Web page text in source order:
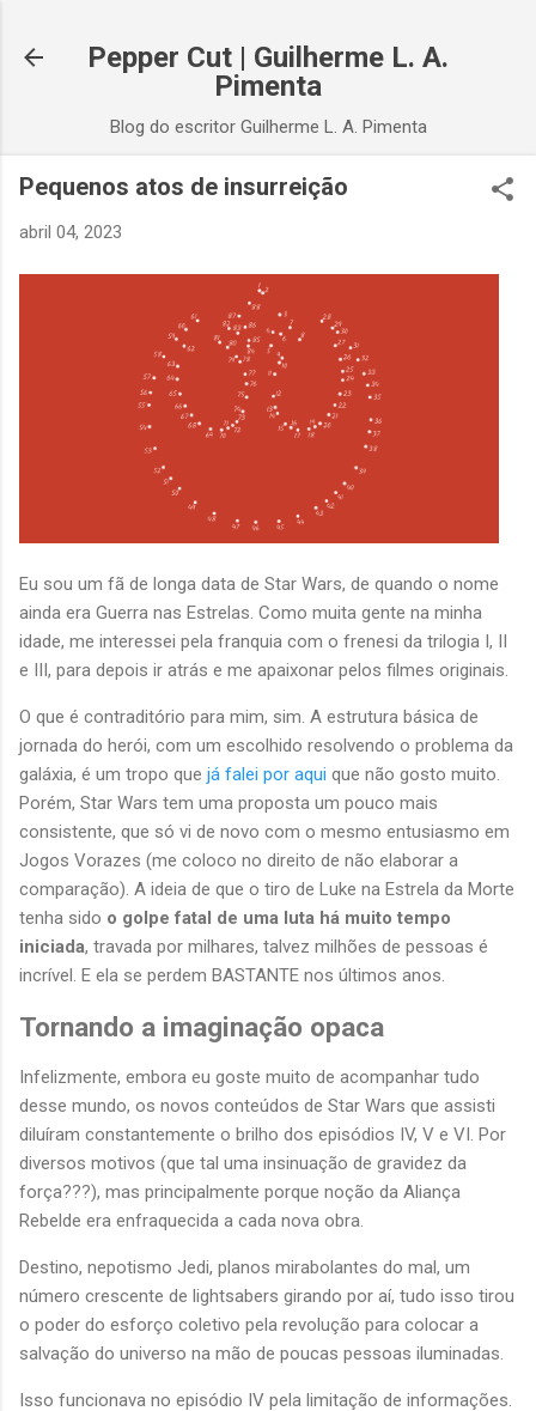
Pepper Cut | Guilherme L. A.
Pimenta
Blog do escritor Guilherme L. A. Pimenta
Pequenos atos de insurreição
abril 04, 2023
Eu sou um fã de longa data de Star Wars, de quando o nome
ainda era Guerra nas Estrelas. Como muita gente na minha
idade, me interessei pela franquia com o frenesi da trilogia I, II
e III, para depois ir atrás e me apaixonar pelos filmes originais.
O que é contraditório para mim, sim. A estrutura básica de
jornada do herói, com um escolhido resolvendo o problema da
galáxia, é um tropo que já falei por aqui que não gosto muito.
Porém, Star Wars tem uma proposta um pouco mais
consistente, que só vi de novo com o mesmo entusiasmo em
Jogos Vorazes (me coloco no direito de não elaborar a
comparação). A ideia de que o tiro de Luke na Estrela da Morte
tenha sido o golpe fatal de uma luta há muito tempo
iniciada, travada por milhares, talvez milhões de pessoas é
incrível. E ela se perdem BASTANTE nos últimos anos.
Tornando a imaginação opaca
Infelizmente, embora eu goste muito de acompanhar tudo
desse mundo, os novos conteúdos de Star Wars que assisti
diluíram constantemente o brilho dos episódios IV, V e VI. Por
diversos motivos (que tal uma insinuação de gravidez da
força???), mas principalmente porque noção da Aliança
Rebelde era enfraquecida a cada nova obra.
Destino, nepotismo Jedi, planos mirabolantes do mal, um
número crescente de lightsabers girando por aí, tudo isso tirou
o poder do esforço coletivo pela revolução para colocar a
salvação do universo na mão de poucas pessoas iluminadas.
Isso funcionava no episódio IV pela limitação de informações.